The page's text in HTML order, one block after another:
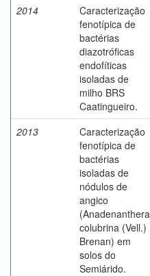
2014
Caracterização
fenotípica de
bactérias
diazotróficas
endofíticas
isoladas de
milho BRS
Caatingueiro.
2013
Caracterização
fenotípica de
bactérias
isoladas de
nódulos de
angico
(Anadenanthera
colubrina (Vell.)
Brenan) em
solos do
Semiárido.